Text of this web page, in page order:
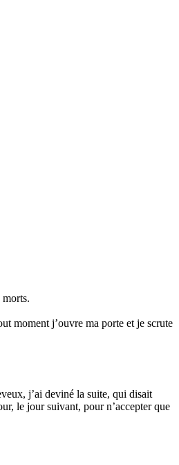
morts.
moment j’ouvre ma porte et je scrute
j’ai deviné la suite, qui disait
le jour suivant, pour n’accepter que